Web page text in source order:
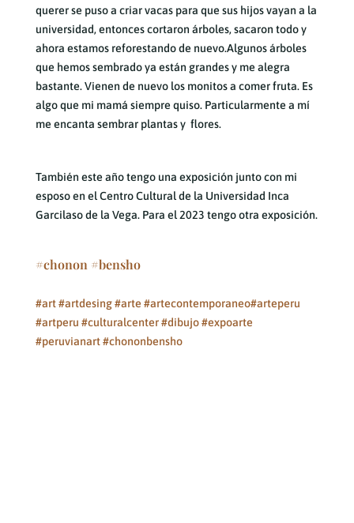
querer se puso a criar vacas para que sus hijos vayan a la
universidad, entonces cortaron árboles, sacaron todo y
ahora estamos reforestando de nuevo.Algunos árboles
que hemos sembrado ya están grandes y me alegra
bastante. Vienen de nuevo los monitos a comer fruta. Es
algo que mi mamá siempre quiso. Particularmente a mí
me encanta sembrar plantas y flores.
También este año tengo una exposición junto con mi
esposo en el Centro Cultural de la Universidad Inca
Garcilaso de la Vega. Para el 2023 tengo otra exposición.
#chonon #bensho
#art #artdesing #arte #artecontemporaneo#arteperu
#artperu #culturalcenter #dibujo #expoarte
#peruvianart #chononbensho